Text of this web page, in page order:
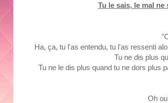
Tu le sais, le mal
Ha, ça, tu l'as entendu, tu l'as ressenti
Tu ne dis plus
Tu ne le dis plus quand tu ne dors plus
Oh